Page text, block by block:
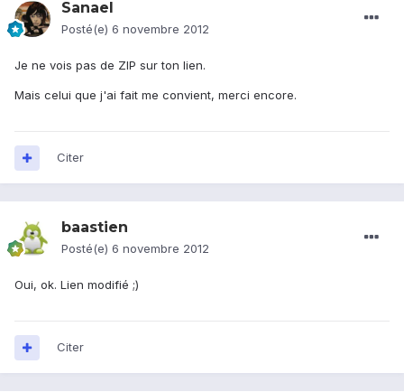
Sanael
Posté(e) 6 novembre 2012
Je ne vois pas de ZIP sur ton lien.
Mais celui que j'ai fait me convient, merci encore.
Citer
baastien
Posté(e) 6 novembre 2012
Oui, ok. Lien modifié ;)
Citer